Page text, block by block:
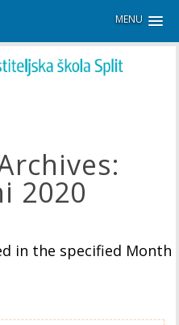
MENU
2020
in the specified Month